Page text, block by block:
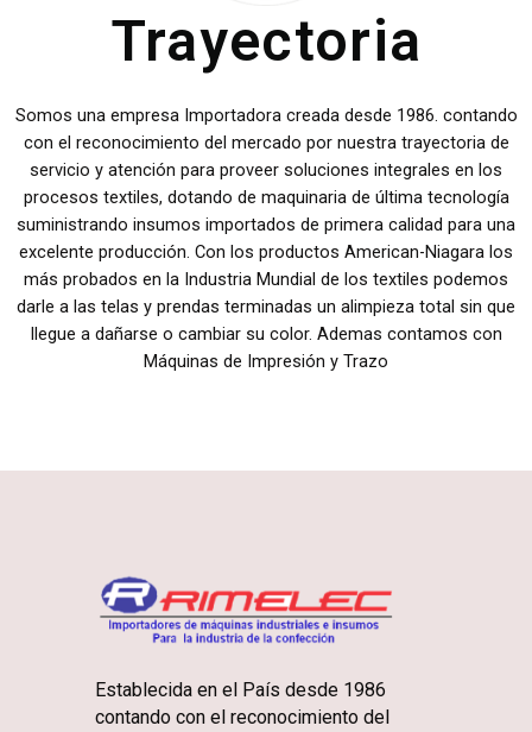
Trayectoria
Somos una empresa Importadora creada desde 1986. contando
con el reconocimiento del mercado por nuestra trayectoria de
servicio y atención para proveer soluciones integrales en los
procesos textiles, dotando de maquinaria de última tecnología
suministrando insumos importados de primera calidad para una
excelente producción. Con los productos American-Niagara los
más probados en la Industria Mundial de los textiles podemos
darle a las telas y prendas terminadas un alimpieza total sin que
llegue a dañarse o cambiar su color. Ademas contamos con
Máquinas de Impresión y Trazo
Establecida en el País desde 1986
contando con el reconocimiento del